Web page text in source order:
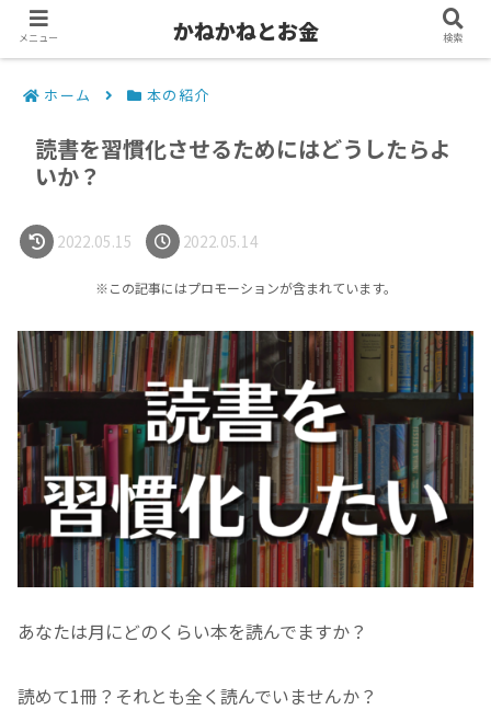
ホーム 本の紹介
読書を習慣化させるためにはどうしたらよ
いか？
2022.05.15 2022.05.14
※この記事にはプロモーションが含まれています。
あなたは月にどのくらい本を読んでますか？
読めて1冊？それとも全く読んでいませんか？
メニュー かねかねとお金 検索